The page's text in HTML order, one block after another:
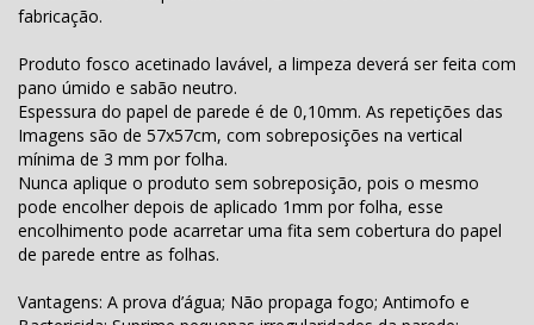
fabricação.
Produto fosco acetinado lavável, a limpeza deverá ser feita com
pano úmido e sabão neutro.
Espessura do papel de parede é de 0,10mm. As repetições das
Imagens são de 57x57cm, com sobreposições na vertical
mínima de 3 mm por folha.
Nunca aplique o produto sem sobreposição, pois o mesmo
pode encolher depois de aplicado 1mm por folha, esse
encolhimento pode acarretar uma fita sem cobertura do papel
de parede entre as folhas.
Vantagens: A prova d’água; Não propaga fogo; Antimofo e